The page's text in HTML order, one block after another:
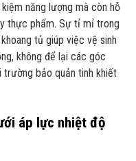
năng lượng mà còn hỗ
thực phẩm. Sự tỉ mỉ trong
tủ giúp việc vệ sinh
không để lại các góc
bảo quản tinh khiết
áp lực nhiệt độ